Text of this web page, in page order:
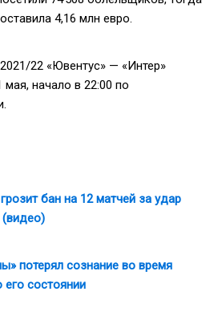
4,16 млн евро.
22 «Ювентус» — «Интер»
мая, начало в 22:00 по
бан на 12 матчей за удар
(видео)
потерял сознание во время
его состоянии